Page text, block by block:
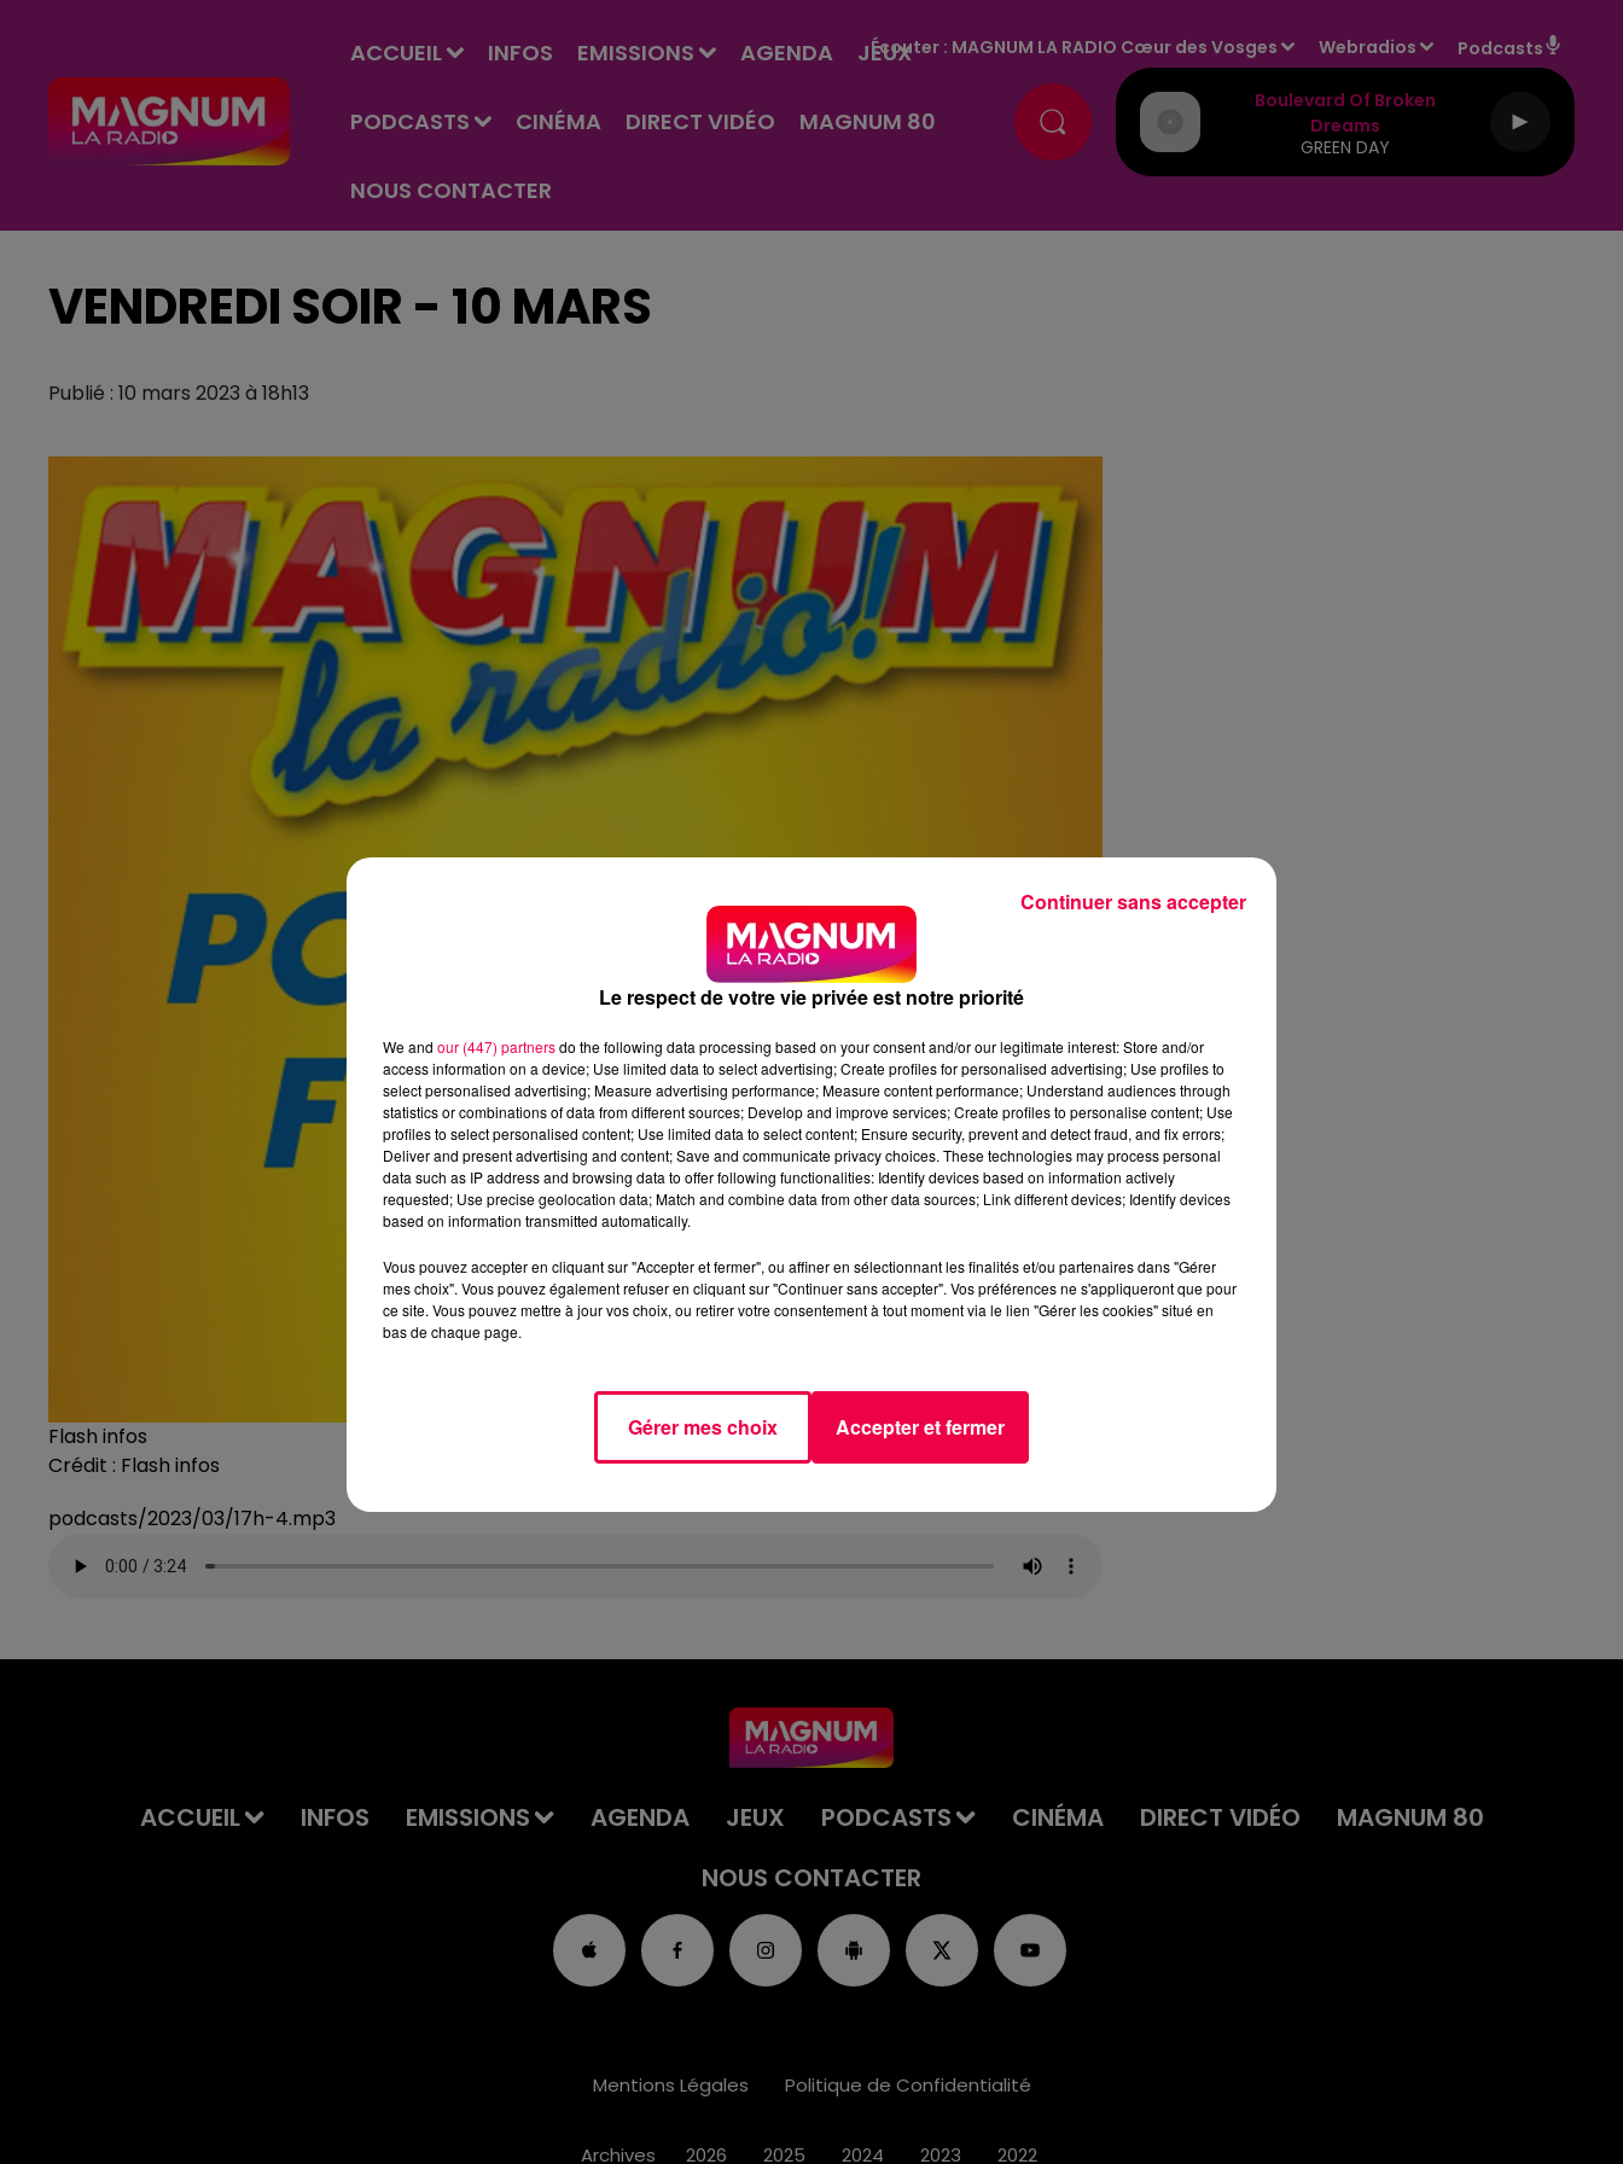
ACCUEIL INFOS EMISSIONS AGENDA JEUX
PODCASTS CINÉMA DIRECT VIDÉO MAGNUM 80
NOUS CONTACTER
Écouter : MAGNUM LA RADIO Cœur des Vosges Webradios Podcasts
Boulevard Of Broken
Dreams
GREEN DAY
VENDREDI SOIR - 10 MARS
Publié : 10 mars 2023 à 18h13
Flash infos
Crédit : Flash infos
podcasts/2023/03/17h-4.mp3
ACCUEIL INFOS EMISSIONS AGENDA JEUX PODCASTS CINÉMA DIRECT VIDÉO
MAGNUM 80
NOUS CONTACTER
Mentions Légales Politique de Confidentialité
Archives 2026 2025 2024 2023 2022
Le respect de votre vie privée est notre priorité
We and our (447) partnersdo the following data processing based on your consent and/or our legitimate interest: Store and/or
access information on a device; Use limited data to select advertising; Create profiles for personalised advertising; Use profiles to
select personalised advertising; Measure advertising performance; Measure content performance; Understand audiences through
statistics or combinations of data from different sources; Develop and improve services; Create profiles to personalise content; Use
profiles to select personalised content; Use limited data to select content; Ensure security, prevent and detect fraud, and fix errors;
Deliver and present advertising and content; Save and communicate privacy choices. These technologies may process personal
data such as IP address and browsing data to offer following functionalities: Identify devices based on information actively
requested; Use precise geolocation data; Match and combine data from other data sources; Link different devices; Identify devices
based on information transmitted automatically.
Vous pouvez accepter en cliquant sur "Accepter et fermer", ou affiner en sélectionnant les finalités et/ou partenaires dans "Gérer
mes choix". Vous pouvez également refuser en cliquant sur "Continuer sans accepter". Vos préférences ne s'appliqueront que pour
ce site. Vous pouvez mettre à jour vos choix, ou retirer votre consentement à tout moment via le lien "Gérer les cookies" situé en
bas de chaque page.
Gérer mes choix Accepter et fermer
Continuer sans accepter